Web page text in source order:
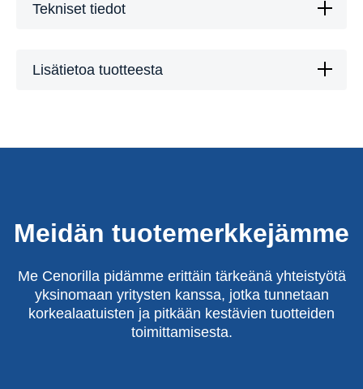
Tekniset tiedot
Lisätietoa tuotteesta
Meidän tuotemerkkejämme
Me Cenorilla pidämme erittäin tärkeänä yhteistyötä
yksinomaan yritysten kanssa, jotka tunnetaan
korkealaatuisten ja pitkään kestävien tuotteiden
toimittamisesta.